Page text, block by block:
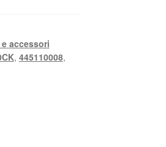
accessori
, 445110008,